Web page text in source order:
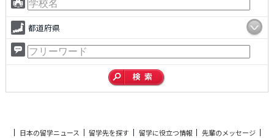
都道府県
日本の留学ニュース 留学先を探す 留学に役立つ情報
先輩のメッセージ